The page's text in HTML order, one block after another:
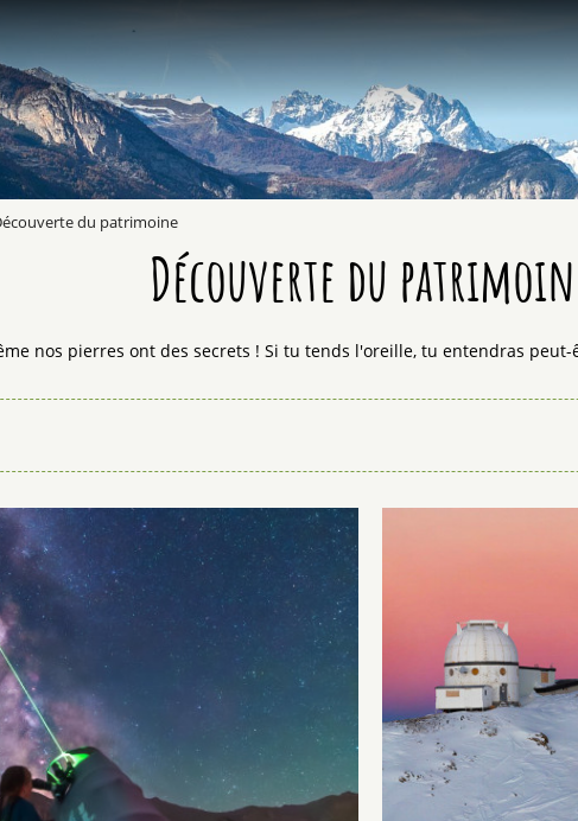
du patrimoine
Découverte du
nos pierres ont des secrets ! Si tu tends l'oreille, tu entendras